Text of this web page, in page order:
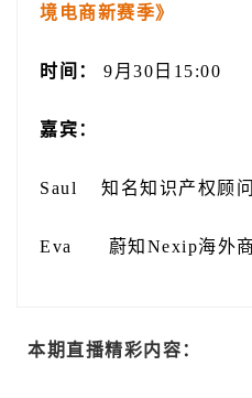
境电商新赛季》
时间： 9月30日15:00
嘉宾：
Saul 知名知识产权顾问
Eva 蔚知Nexip海外商
本期直播精彩内容：